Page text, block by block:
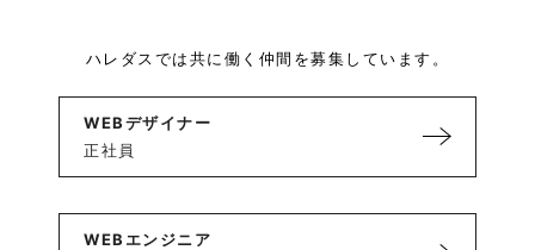
ハレダスでは共に働く仲間を募集しています。
WEBデザイナー
正社員
WEBエンジニア